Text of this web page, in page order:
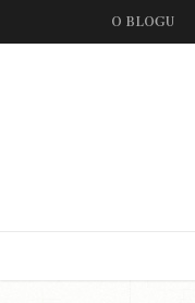
O BLOGU